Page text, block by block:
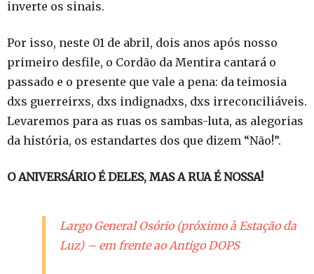
inverte os sinais.
Por isso, neste 01 de abril, dois anos após nosso
primeiro desfile, o Cordão da Mentira cantará o
passado e o presente que vale a pena: da teimosia
dxs guerreirxs, dxs indignadxs, dxs irreconciliáveis.
Levaremos para as ruas os sambas-luta, as alegorias
da história, os estandartes dos que dizem “Não!”.
O ANIVERSÁRIO É DELES, MAS A RUA É NOSSA!
Largo General Osório (próximo à Estação da
Luz) – em frente ao Antigo DOPS